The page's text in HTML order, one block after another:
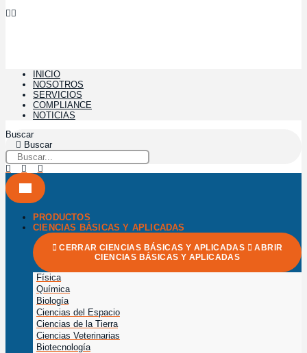
INICIO
NOSOTROS
SERVICIOS
COMPLIANCE
NOTICIAS
Buscar
Buscar
PRODUCTOS
CIENCIAS BÁSICAS Y APLICADAS
CERRAR CIENCIAS BÁSICAS Y APLICADAS
ABRIR
CIENCIAS BÁSICAS Y APLICADAS
Física
Química
Biología
Ciencias del Espacio
Ciencias de la Tierra
Ciencias Veterinarias
Biotecnología